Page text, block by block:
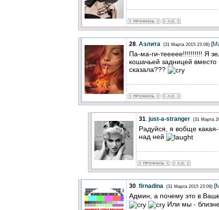
28. Аэлита (31 Марта 2015 23:08) [
Па-ма-ги-теееее!!!!!!!!!! Я
кошачьей задницей
сказала???
31. just-a-stranger (31 Марта
Радуйся, я вобще
над ней
30. firnadina (31 Марта 2015 23:09) [
Админ, а почему это в
Или мы -